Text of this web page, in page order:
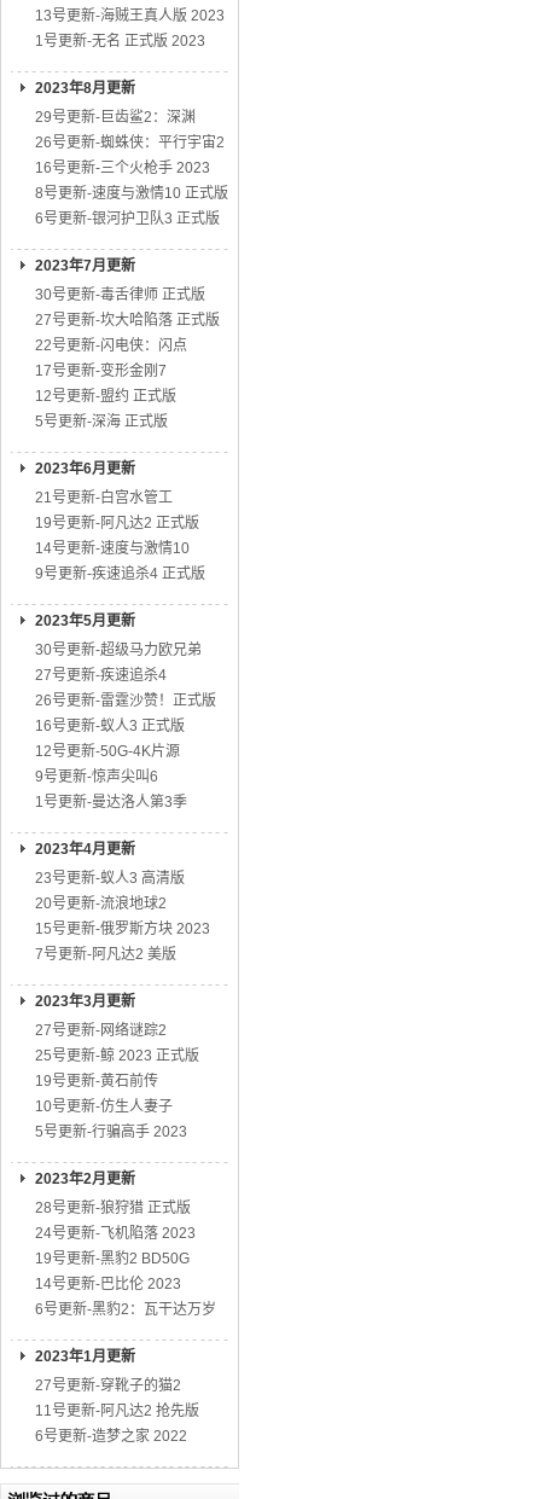
13号更新-海贼王真人版 2023
1号更新-无名 正式版 2023
2023年8月更新
29号更新-巨齿鲨2：深渊
26号更新-蜘蛛侠：平行宇宙2
16号更新-三个火枪手 2023
8号更新-速度与激情10 正式版
6号更新-银河护卫队3 正式版
2023年7月更新
30号更新-毒舌律师 正式版
27号更新-坎大哈陷落 正式版
22号更新-闪电侠：闪点
17号更新-变形金刚7
12号更新-盟约 正式版
5号更新-深海 正式版
2023年6月更新
21号更新-白宫水管工
19号更新-阿凡达2 正式版
14号更新-速度与激情10
9号更新-疾速追杀4 正式版
2023年5月更新
30号更新-超级马力欧兄弟
27号更新-疾速追杀4
26号更新-雷霆沙赞！正式版
16号更新-蚁人3 正式版
12号更新-50G-4K片源
9号更新-惊声尖叫6
1号更新-曼达洛人第3季
2023年4月更新
23号更新-蚁人3 高清版
20号更新-流浪地球2
15号更新-俄罗斯方块 2023
7号更新-阿凡达2 美版
2023年3月更新
27号更新-网络谜踪2
25号更新-鲸 2023 正式版
19号更新-黄石前传
10号更新-仿生人妻子
5号更新-行骗高手 2023
2023年2月更新
28号更新-狼狩猎 正式版
24号更新-飞机陷落 2023
19号更新-黑豹2 BD50G
14号更新-巴比伦 2023
6号更新-黑豹2：瓦干达万岁
2023年1月更新
27号更新-穿靴子的猫2
11号更新-阿凡达2 抢先版
6号更新-造梦之家 2022